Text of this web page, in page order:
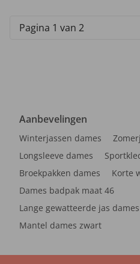
Pagina 1 van 2
Aanbevelingen
Winterjassen dames
Longsleeve dames
Broekpakken dames
Korte
Dames badpak maat 46
Lange gewatteerde jas
Mantel dames zwart